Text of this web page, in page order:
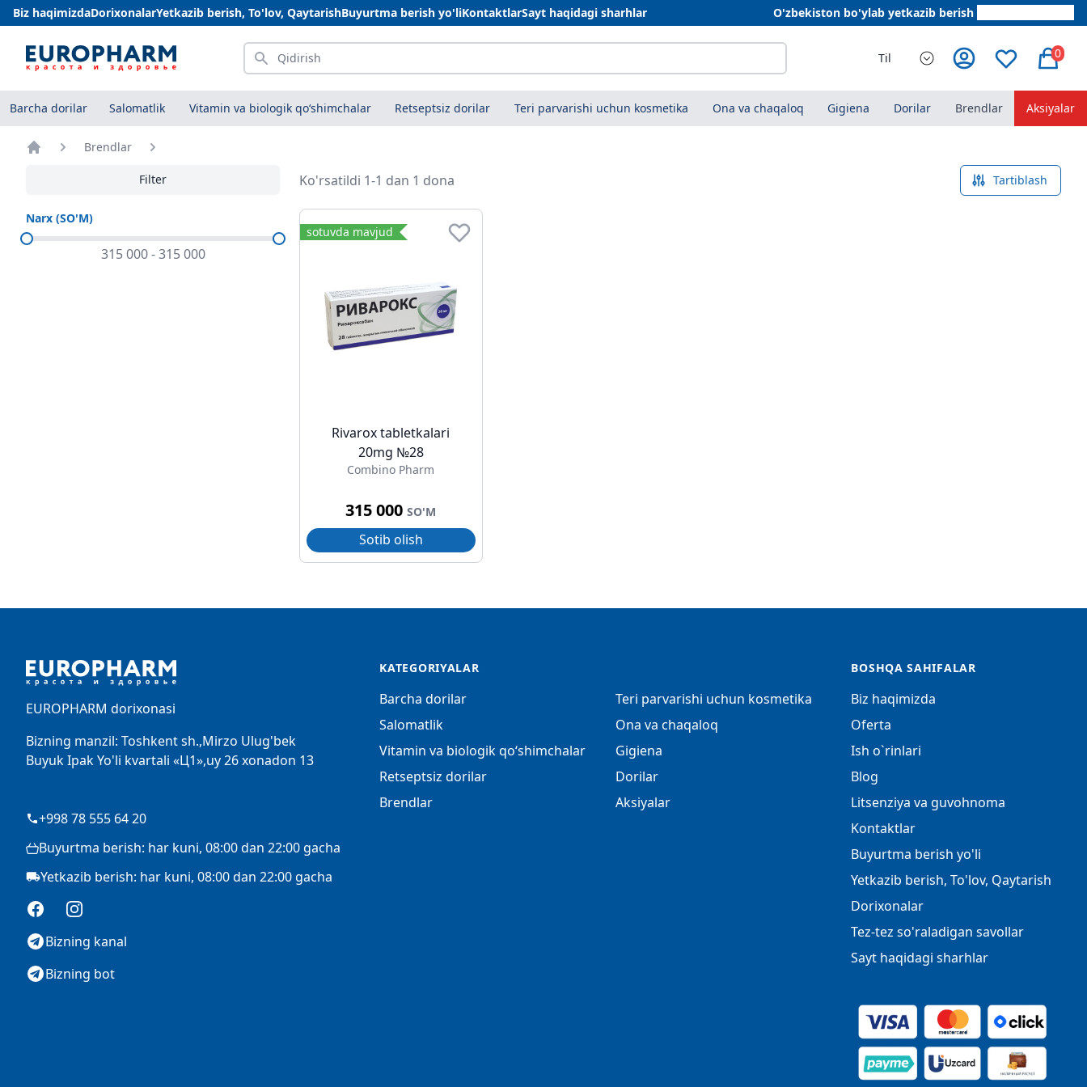
Biz haqimizdaDorixonalarYetkazib berish, To'lov, QaytarishBuyurtma berish yo'liKontaktlarSayt haqidagi sharhlar O'zbekiston bo'ylab yetkazib berish
Qidirish Til 0
Barcha dorilar Salomatlik Vitamin va biologik qo‘shimchalar Retseptsiz dorilar Teri parvarishi uchun kosmetika Ona va chaqaloq Gigiena Dorilar Brendlar Aksiyalar
Brendlar
Filter
Narx (SO'M)
315 000-315 000
Ko'rsatildi 1-1 dan 1 dona Tartiblash
sotuvda mavjud
Rivarox tabletkalari
20mg №28
Combino Pharm
315 000SO'M
Sotib olish
EUROPHARM dorixonasi
Bizning manzil: Toshkent sh.,Mirzo Ulug'bek
Buyuk Ipak Yo'li kvartali «Ц1»,uy 26 xonadon 13
+998 78 555 64 20
Buyurtma berish: har kuni, 08:00 dan 22:00 gacha
Yetkazib berish: har kuni, 08:00 dan 22:00 gacha
FacebookInstagram
Bizning kanal
Bizning bot
KATEGORIYALAR
Barcha dorilar
Salomatlik
Vitamin va biologik qo‘shimchalar
Retseptsiz dorilar
Brendlar
Teri parvarishi uchun kosmetika
Ona va chaqaloq
Gigiena
Dorilar
Aksiyalar
BOSHQA SAHIFALAR
Biz haqimizda
Oferta
Ish o`rinlari
Blog
Litsenziya va guvohnoma
Kontaktlar
Buyurtma berish yo'li
Yetkazib berish, To'lov, Qaytarish
Dorixonalar
Tez-tez so'raladigan savollar
Sayt haqidagi sharhlar